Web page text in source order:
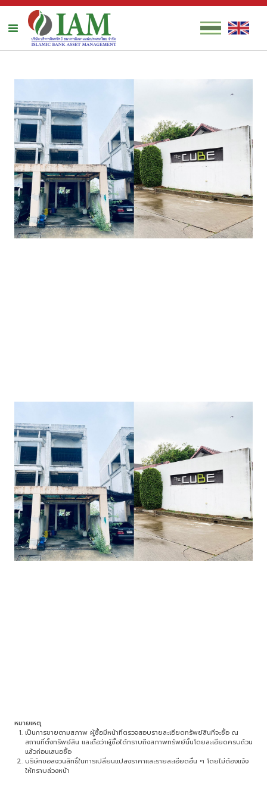
หมายเหตุ
เป็นการขายตามสภาพ ผู้ซื้อมีหน้าที่ตรวจสอบรายละเอียดทรัพย์สินที่จะซื้อ ณ
สถานที่ตั้งทรัพย์สิน และถือว่าผู้ซื้อได้ทราบถึงสภาพทรัพย์นั้นโดยละเอียดครบถ้วน
แล้วก่อนเสนอซื้อ
บริษัทขอสงวนสิทธิ์ในการเปลี่ยนแปลงราคาและรายละเอียดอื่น ๆ โดยไม่ต้องแจ้ง
ให้ทราบล่วงหน้า